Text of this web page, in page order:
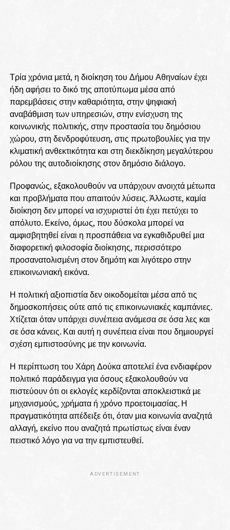
Τρία χρόνια μετά, η διοίκηση του Δήμου Αθηναίων έχει
ήδη αφήσει το δικό της αποτύπωμα μέσα από
παρεμβάσεις στην καθαριότητα, στην ψηφιακή
αναβάθμιση των υπηρεσιών, στην ενίσχυση της
κοινωνικής πολιτικής, στην προστασία του δημόσιου
χώρου, στη δενδροφύτευση, στις πρωτοβουλίες για την
κλιματική ανθεκτικότητα και στη διεκδίκηση μεγαλύτερου
ρόλου της αυτοδιοίκησης στον δημόσιο διάλογο.
Προφανώς, εξακολουθούν να υπάρχουν ανοιχτά μέτωπα
και προβλήματα που απαιτούν λύσεις. Άλλωστε, καμία
διοίκηση δεν μπορεί να ισχυριστεί ότι έχει πετύχει το
απόλυτο. Εκείνο, όμως, που δύσκολα μπορεί να
αμφισβητηθεί είναι η προσπάθεια να εγκαθιδρυθεί μια
διαφορετική φιλοσοφία διοίκησης, περισσότερο
προσανατολισμένη στον δημότη και λιγότερο στην
επικοινωνιακή εικόνα.
Η πολιτική αξιοπιστία δεν οικοδομείται μέσα από τις
δημοσκοπήσεις ούτε από τις επικοινωνιακές καμπάνιες.
Χτίζεται όταν υπάρχει συνέπεια ανάμεσα σε όσα λες και
σε όσα κάνεις. Και αυτή η συνέπεια είναι που δημιουργεί
σχέση εμπιστοσύνης με την κοινωνία.
Η περίπτωση του Χάρη Δούκα αποτελεί ένα ενδιαφέρον
πολιτικό παράδειγμα για όσους εξακολουθούν να
πιστεύουν ότι οι εκλογές κερδίζονται αποκλειστικά με
μηχανισμούς, χρήματα ή χρόνο προετοιμασίας. Η
πραγματικότητα απέδειξε ότι, όταν μια κοινωνία αναζητά
αλλαγή, εκείνο που αναζητά πρωτίστως είναι έναν
πειστικό λόγο για να την εμπιστευθεί.
ADVERTISEMENT